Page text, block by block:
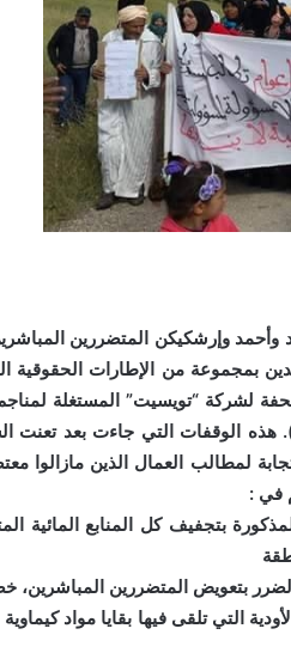
وأحمد وإرشكيكن المتضررين
بمجموعة من الإطارات الحقوقية
لشركة “تويسيت” المستغلة
وتضامنا مع العمال المعتصمين بجوف الأرض (حوالي 80 عاملا). هذه الوقفات التي جاءت
لمطالب العمال الذين مازالوا
بتجفيف كل المنابع المائية
بتعويض المتضررين المباشرين،
التي تلقى فيها بقايا مواد